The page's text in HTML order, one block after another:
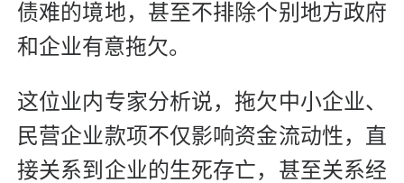
债难的境地，甚至不排除个别地方政府
和企业有意拖欠。
这位业内专家分析说，拖欠中小企业、
民营企业款项不仅影响资金流动性，直
接关系到企业的生死存亡，甚至关系经